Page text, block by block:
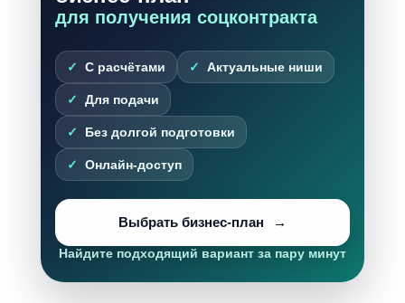
для получения соцконтракта
С расчётами Актуальные ниши
Для подачи
Без долгой подготовки
Онлайн-доступ
Выбрать бизнес-план
Найдите подходящий вариант за пару минут